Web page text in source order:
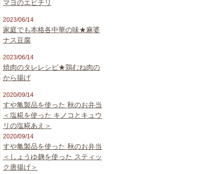
マヨのエビチリ
2023/06/14
家庭でも本格各中華の味★麻婆
ナス豆腐
2023/06/14
焼肉のタレレシピ★鶏むね肉の
から揚げ
2020/09/14
すや亀製品を使った 秋のお弁当
＜塩糀を使った キノコとキュウ
リの塩糀あえ＞
2020/09/14
すや亀製品を使った 秋のお弁当
＜しょうゆ麹を使った スティッ
ク唐揚げ＞